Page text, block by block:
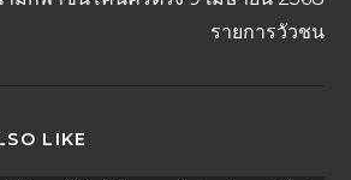
รายการวัวชน
LIKE